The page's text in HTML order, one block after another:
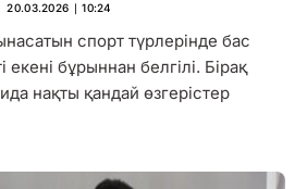
20.03.2026 ∣ 10:24
спорт түрлерінде бас
екені бұрыннан белгілі. Бірақ
нақты қандай өзгерістер